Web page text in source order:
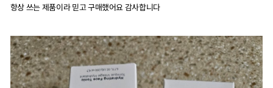
항상 쓰는 제품이라 믿고 구매했어요 감사합니다